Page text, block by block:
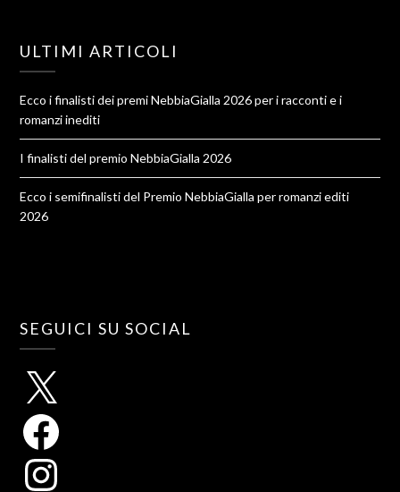
ULTIMI ARTICOLI
Ecco i finalisti dei premi NebbiaGialla 2026 per i racconti e i
romanzi inediti
I finalisti del premio NebbiaGialla 2026
Ecco i semifinalisti del Premio NebbiaGialla per romanzi editi
2026
SEGUICI SU SOCIAL